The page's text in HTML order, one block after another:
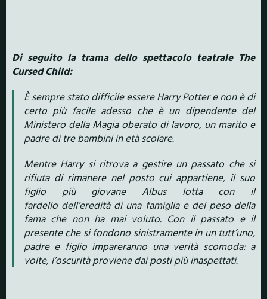
Di seguito la trama dello spettacolo teatrale The
Cursed Child:
È sempre stato difficile essere Harry Potter e non è di
certo più facile adesso che è un dipendente del
Ministero della Magia oberato di lavoro, un marito e
padre di tre bambini in età scolare.
Mentre Harry si ritrova a gestire un passato che si
rifiuta di rimanere nel posto cui appartiene, il suo
figlio più giovane Albus lotta con il
fardello dell’eredità di una famiglia e del peso della
fama che non ha mai voluto. Con il passato e il
presente che si fondono sinistramente in un tutt’uno,
padre e figlio impareranno una verità scomoda: a
volte, l’oscurità proviene dai posti più inaspettati.